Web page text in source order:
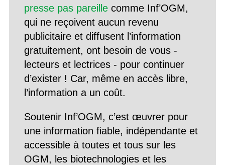
presse pas pareillecomme Inf’OGM,
qui ne reçoivent aucun revenu
publicitaire et diffusent l’information
gratuitement, ont besoin de vous -
lecteurs et lectrices - pour continuer
d’exister ! Car, même en accès libre,
l’information a un coût.
Soutenir Inf’OGM, c’est œuvrer pour
une information fiable, indépendante et
accessible à toutes et tous sur les
OGM, les biotechnologies et les